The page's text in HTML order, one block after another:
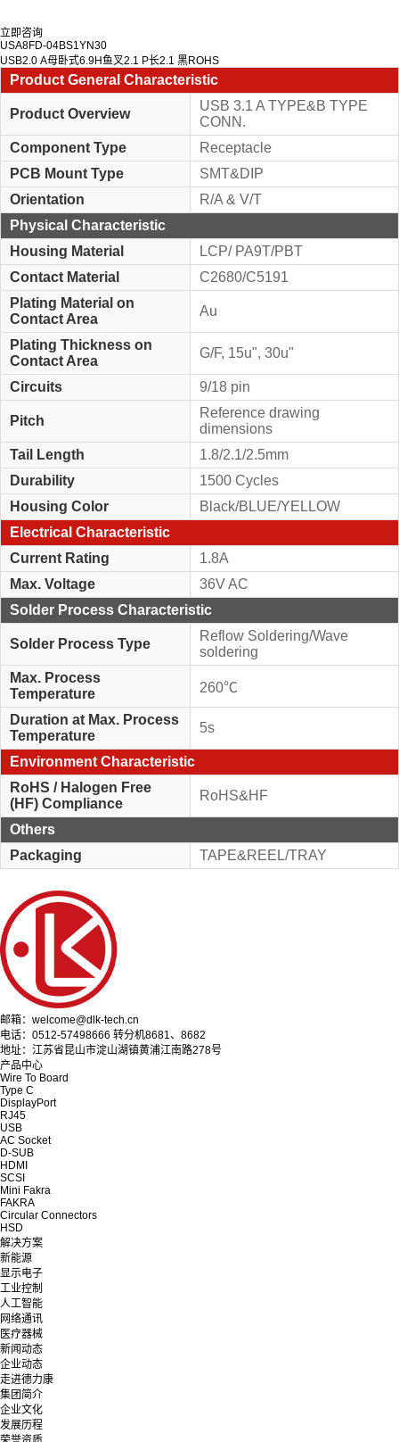
立即咨询
USA8FD-04BS1YN30
USB2.0 A母卧式6.9H鱼叉2.1 P长2.1 黑ROHS
Product General Characteristic
Product Overview
USB 3.1 A TYPE&B TYPE
CONN.
Component Type
Receptacle
PCB Mount Type
SMT&DIP
Orientation
R/A & V/T
Physical Characteristic
Housing Material
LCP/ PA9T/PBT
Contact Material
C2680/C5191
Plating Material on
Contact Area
Au
Plating Thickness on
Contact Area
G/F, 15u", 30u"
Circuits 9/18 pin
Pitch
Reference drawing
dimensions
Tail Length
1.8/2.1/2.5mm
Durability
1500 Cycles
Housing Color
Black/BLUE/YELLOW
Electrical Characteristic
Current Rating
1.8A
Max. Voltage
36V AC
Solder Process Characteristic
Solder Process Type
Reflow Soldering/Wave
soldering
Max. Process
Temperature
260℃
Duration at Max. Process
Temperature
5s
Environment Characteristic
RoHS / Halogen Free
(HF) Compliance
RoHS&HF
Others
Packaging
TAPE&REEL/TRAY
邮箱：welcome@dlk-tech.cn
电话：0512-57498666 转分机8681、8682
地址：江苏省昆山市淀山湖镇黄浦江南路278号
产品中心
Wire To Board
Type C
DisplayPort
RJ45
USB
AC Socket
D-SUB
HDMI
SCSI
Mini Fakra
FAKRA
Circular Connectors
HSD
解决方案
新能源
显示电子
工业控制
人工智能
网络通讯
医疗器械
新闻动态
企业动态
走进德力康
集团简介
企业文化
发展历程